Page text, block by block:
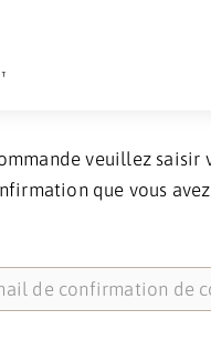
veuillez
que vous